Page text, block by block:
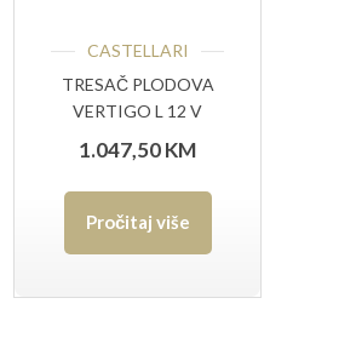
CASTELLARI
TRESAČ PLODOVA
VERTIGO L 12 V
1.047,50KM
Pročitaj više